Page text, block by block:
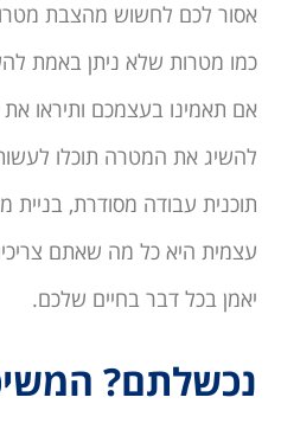
אסור לכם לחשוש מהצבת
כמו מטרות שלא ניתן באמת
אם תאמינו בעצמכם ותיראו
להשיג את המטרה תוכלו
תוכנית עבודה מסודרת,
עצמית היא כל מה שאתם
יאמן בכל דבר בחיים שלכם.
נכשלתם?